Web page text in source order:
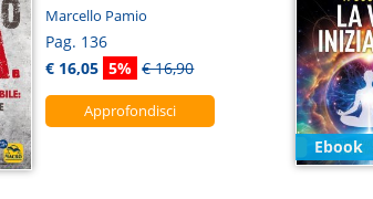
Marcello Pamio
Pag. 136
€ 16,05 5% € 16,90
Approfondisci
Ebook